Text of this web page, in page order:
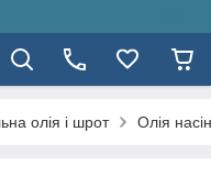
олія і шрот Олія